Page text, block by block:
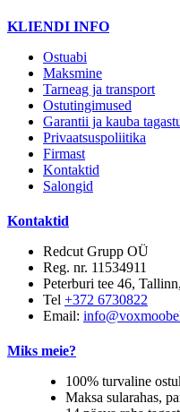
KLIENDI INFO
Ostuabi
Maksmine
Tarneag ja transport
Ostutingimused
Garantii ja kauba
Privaatsuspoliitika
Firmast
Kontaktid
Salongid
Kontaktid
Redcut Grupp OÜ
Reg. nr. 11534911
Peterburi tee 46,
Tel +372 6730822
Email:
Miks meie?
100% turvaline
Maksa sularahas,